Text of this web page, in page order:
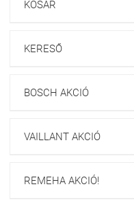
KOSÁR
KERESŐ
BOSCH AKCIÓ
VAILLANT AKCIÓ
REMEHA AKCIÓ!